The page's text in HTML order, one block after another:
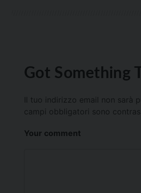
Got Something
Il tuo indirizzo email non sarà
campi obbligatori sono
Your comment